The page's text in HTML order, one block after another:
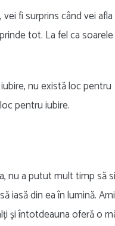
fi surprins când vei
tot. La fel ca
nu există loc pentru
pentru iubire.
nu a putut mult timp să
iasă din ea în lumină.
și întotdeauna oferă o